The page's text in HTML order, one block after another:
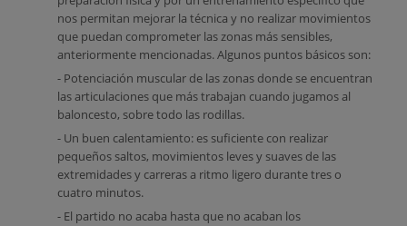
nos permitan mejorar la técnica y no realizar movimientos
que puedan comprometer las zonas más sensibles,
anteriormente mencionadas. Algunos puntos básicos son:
- Potenciación muscular de las zonas donde se encuentran
las articulaciones que más trabajan cuando jugamos al
baloncesto, sobre todo las rodillas.
- Un buen calentamiento: es suficiente con realizar
pequeños saltos, movimientos leves y suaves de las
extremidades y carreras a ritmo ligero durante tres o
cuatro minutos.
- El partido no acaba hasta que no acaban los